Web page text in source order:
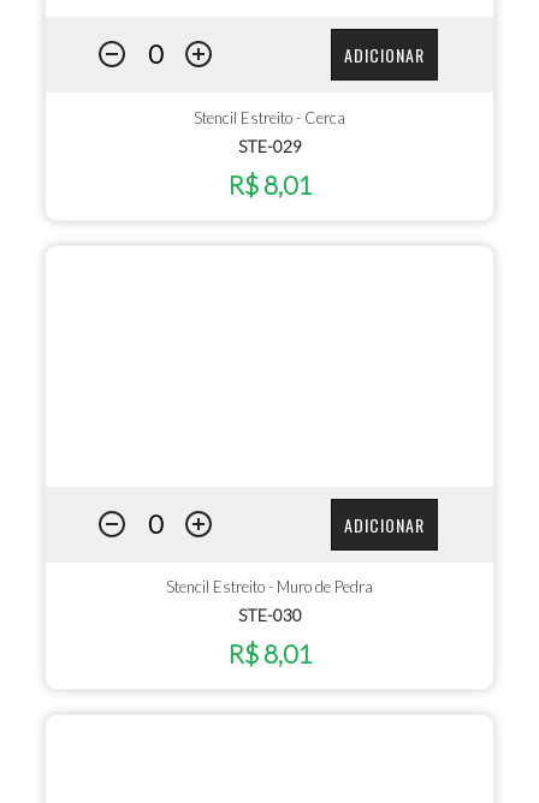
ADICIONAR
Stencil Estreito - Cerca
STE-029
R$ 8,01
ADICIONAR
Stencil Estreito - Muro de Pedra
STE-030
R$ 8,01